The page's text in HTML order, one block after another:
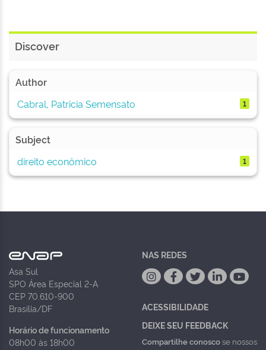
Discover
Author
Cabral, Patricia Semensato
1
Subject
direito econômico
1
Asa Sul
SPO Área Especial 2-A
CEP 70.610-900
Brasília/DF
Horário de funcionamento
08h00 às 18h00
NAS REDES
ACESSIBILIDADE
DEIXE SEU FEEDBACK
Compartilhe conoscose nossos